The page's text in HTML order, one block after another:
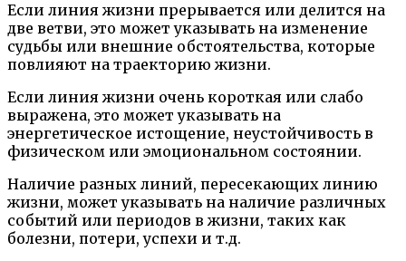
Если линия жизни прерывается или делится на
две ветви, это может указывать на изменение
судьбы или внешние обстоятельства, которые
повлияют на траекторию жизни.
Если линия жизни очень короткая или слабо
выражена, это может указывать на
энергетическое истощение, неустойчивость в
физическом или эмоциональном состоянии.
Наличие разных линий, пересекающих линию
жизни, может указывать на наличие различных
событий или периодов в жизни, таких как
болезни, потери, успехи и т.д.